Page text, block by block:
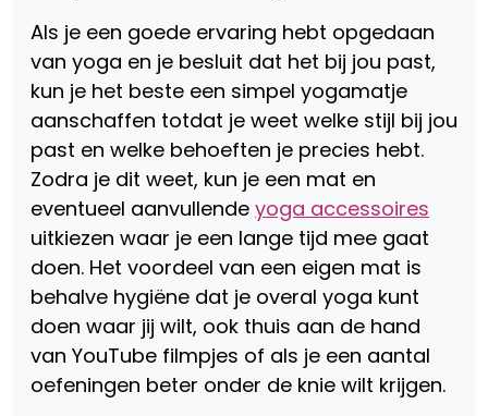
Als je een goede ervaring hebt opgedaan
van yoga en je besluit dat het bij jou past,
kun je het beste een simpel yogamatje
aanschaffen totdat je weet welke stijl bij jou
past en welke behoeften je precies hebt.
Zodra je dit weet, kun je een mat en
eventueel aanvullende yoga accessoires
uitkiezen waar je een lange tijd mee gaat
doen. Het voordeel van een eigen mat is
behalve hygiëne dat je overal yoga kunt
doen waar jij wilt, ook thuis aan de hand
van YouTube filmpjes of als je een aantal
oefeningen beter onder de knie wilt krijgen.